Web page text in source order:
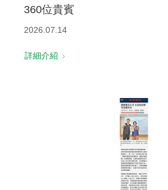
360位貴賓
2026.07.14
詳細介紹